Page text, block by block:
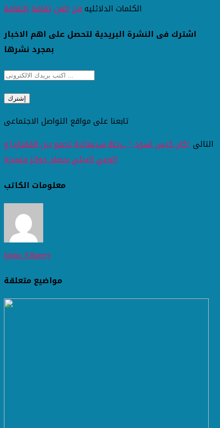
الكلمات الدلائليهفنالفنثقافةالثقافة
اشترك فى النشرة البريدية لتحصل على اهم الاخبار
بمجرد نشرها
تابعنا على مواقع التواصل الاجتماعى
التالى"كان كيس اسود " ..رحلة سينمائية تجمع بين الفانتازيا و
الوعي البيئي بحصاد جوائز متميزة
معلومات الكاتب
fatma Alharery
مواضيع متعلقة